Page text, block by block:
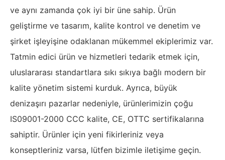
ve aynı zamanda çok iyi bir üne sahip. Ürün
geliştirme ve tasarım, kalite kontrol ve denetim ve
şirket işleyişine odaklanan mükemmel ekiplerimiz var.
Tatmin edici ürün ve hizmetleri tedarik etmek için,
uluslararası standartlara sıkı sıkıya bağlı modern bir
kalite yönetim sistemi kurduk. Ayrıca, büyük
denizaşırı pazarlar nedeniyle, ürünlerimizin çoğu
IS09001-2000 CCC kalite, CE, OTTC sertifikalarına
sahiptir. Ürünler için yeni fikirleriniz veya
konseptleriniz varsa, lütfen bizimle iletişime geçin.